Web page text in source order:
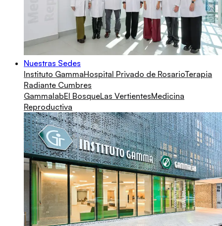
Nuestras Sedes
Instituto GammaHospital Privado de RosarioTerapia
Radiante Cumbres
GammalabEl BosqueLas VertientesMedicina
Reproductiva